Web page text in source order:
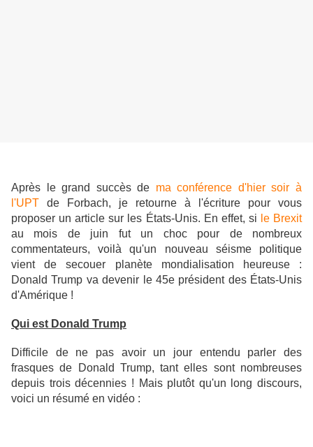
Après le grand succès de ma conférence d'hier soir à
l'UPT de Forbach, je retourne à l'écriture pour vous
proposer un article sur les États-Unis. En effet, si le Brexit
au mois de juin fut un choc pour de nombreux
commentateurs, voilà qu'un nouveau séisme politique
vient de secouer planète mondialisation heureuse :
Donald Trump va devenir le 45e président des États-Unis
d'Amérique !
Qui est Donald Trump
Difficile de ne pas avoir un jour entendu parler des
frasques de Donald Trump, tant elles sont nombreuses
depuis trois décennies ! Mais plutôt qu'un long discours,
voici un résumé en vidéo :